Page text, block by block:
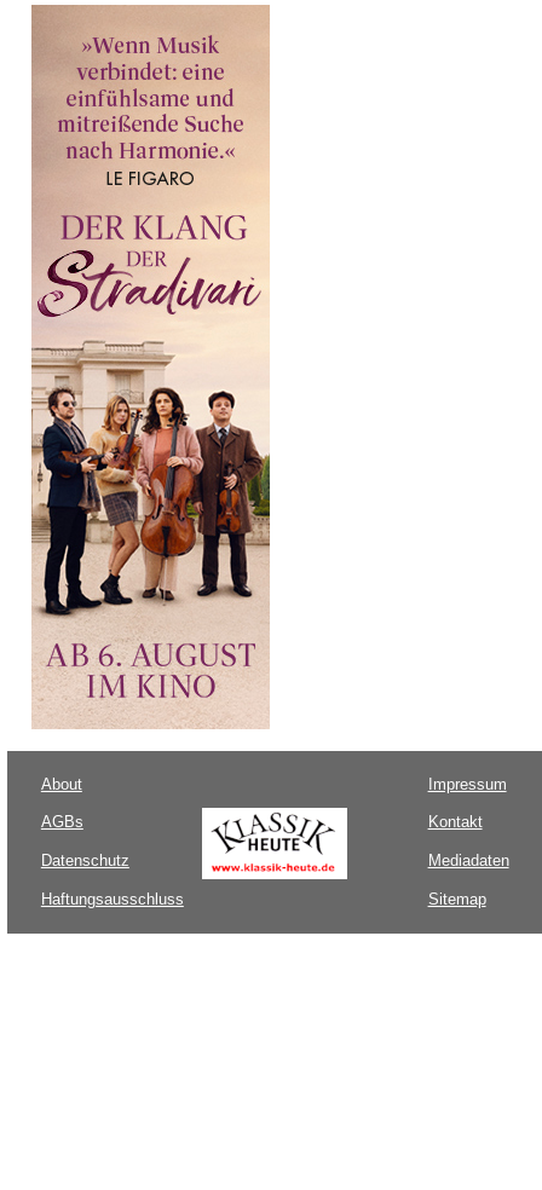
About
AGBs
Datenschutz
Haftungsausschluss
Impressum
Kontakt
Mediadaten
Sitemap